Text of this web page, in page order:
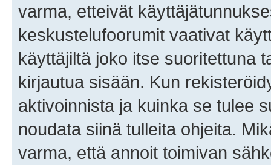
varma, etteivät
keskustelufoorumit vaativat
käyttäjiltä joko itse suoritettuna
kirjautua sisään. Kun
aktivoinnista ja kuinka se tulee
noudata siinä tulleita ohjeita.
varma, että annoit toimivan